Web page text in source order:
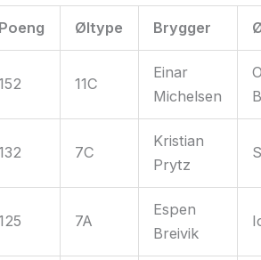
Poeng Øltype Brygger
11C
Einar
Michelsen
7C
Kristian
Prytz
7A
Espen
Breivik